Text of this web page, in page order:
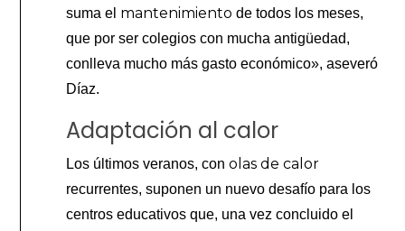
suma el mantenimiento de todos los meses,
que por ser colegios con mucha antigüedad,
conlleva mucho más gasto económico», aseveró
Díaz.
Adaptación al calor
Los últimos veranos, con olas de calor
recurrentes, suponen un nuevo desafío para los
centros educativos que, una vez concluido el